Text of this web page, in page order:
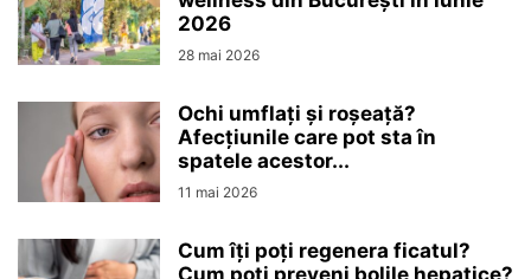
2026
28 mai 2026
Ochi umflați și roșeață?
Afecțiunile care pot sta în
spatele acestor...
11 mai 2026
Cum îți poți regenera ficatul?